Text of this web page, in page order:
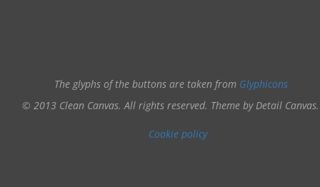
The glyphs of the buttons are taken from Glyphicons
© 2013 Clean Canvas. All rights reserved. Theme by Detail Canvas.
Cookie policy